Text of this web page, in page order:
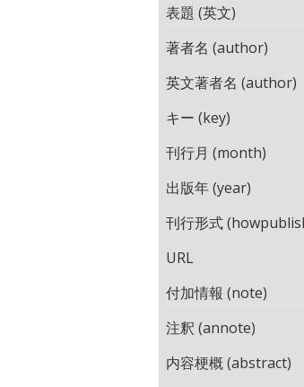
表題 (英文)
著者名 (author)
英文著者名 (author)
キー (key)
刊行月 (month)
出版年 (year)
刊行形式
URL
付加情報 (note)
注釈 (annote)
内容梗概 (abstract)